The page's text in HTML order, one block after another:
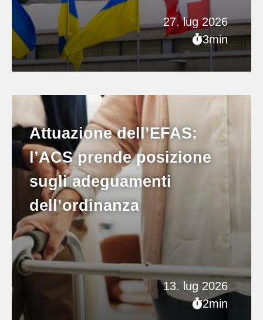
27. lug 2026
3min
13. lug 2026
2min
Attuazione dell’EFAS:
l’ACS prende posizione
sugli adeguamenti
dell’ordinanza